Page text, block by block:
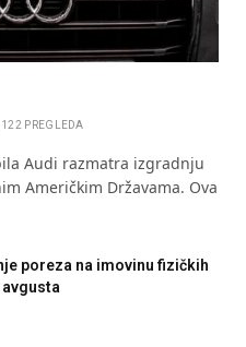
122 PREGLEDA
Audi razmatra izgradnju
Američkim Državama. Ova
poreza na imovinu fizičkih
avgusta